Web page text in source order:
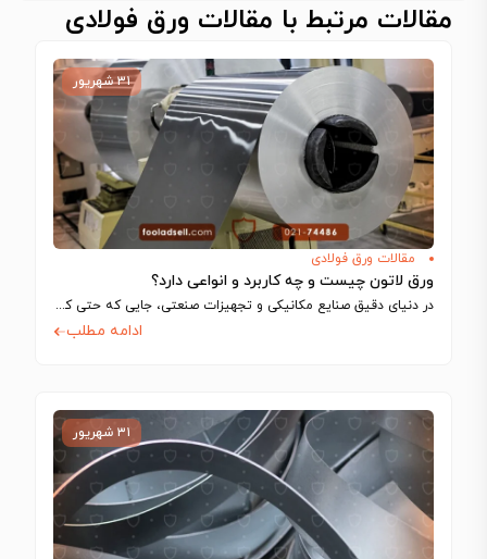
مقالات مرتبط با مقالات ورق فولادی
۳۱ شهریور
مقالات ورق فولادی
ورق لاتون چیست و چه کاربرد و انواعی دارد؟
در دنیای دقیق صنایع مکانیکی و تجهیزات صنعتی، جایی که حتی کوچک‌ترین تلرانس‌ها می‌توانند…
ادامه مطلب
۳۱ شهریور